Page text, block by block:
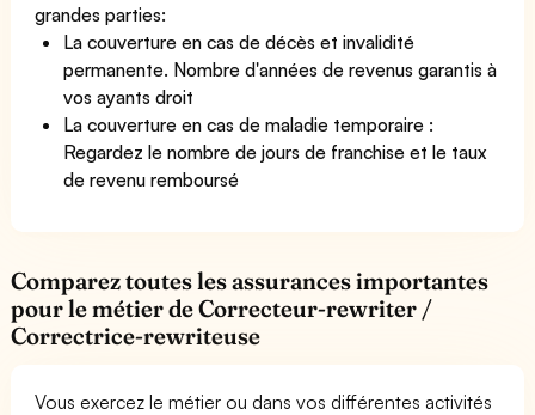
grandes parties:
La couverture en cas de décès et invalidité
permanente. Nombre d'années de revenus garantis à
vos ayants droit
La couverture en cas de maladie temporaire :
Regardez le nombre de jours de franchise et le taux
de revenu remboursé
Comparez toutes les assurances importantes
pour le métier de Correcteur-rewriter /
Correctrice-rewriteuse
Vous exercez le métier ou dans vos différentes activités